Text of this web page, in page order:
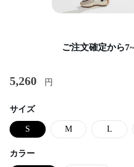
ご注文確定から
5,260 円
サイズ
S M L
カラー